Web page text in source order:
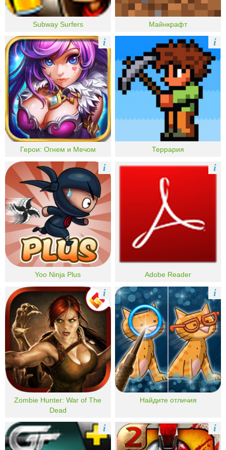
Subway Surfers Майнкрафт
Герои: Огнем и Мечом
i
Террария
i
Yoo Ninja Plus
i
Adobe Reader
i
Zombie Hunter: War of The
Dead
i
Найдите отличия
i
i i